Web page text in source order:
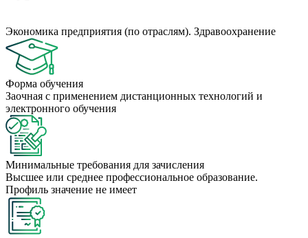
Экономика предприятия (по отраслям). Здравоохранение
Форма обучения
Заочная с применением дистанционных технологий и
электронного обучения
Минимальные требования для зачисления
Высшее или среднее профессиональное образование.
Профиль значение не имеет